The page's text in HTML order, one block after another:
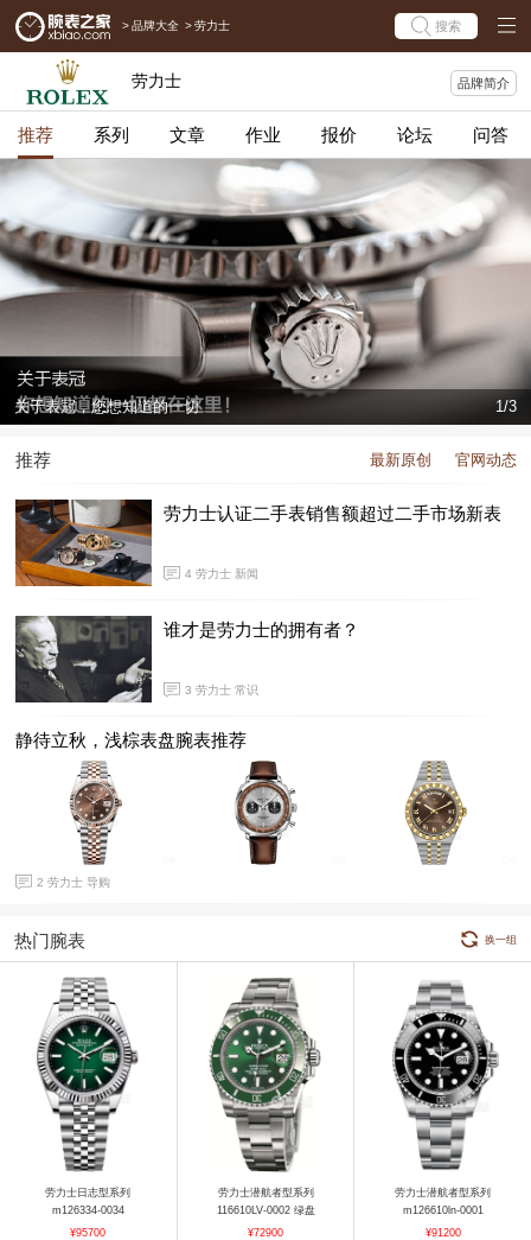
> 品牌大全 > 劳力士 搜索
劳力士 品牌简介
推荐 系列 文章 作业 报价 论坛 问答
关于表冠，您想知道的一切 1/3
推荐 最新原创 官网动态
劳力士认证二手表销售额超过二手市场新表
4 劳力士 新闻
谁才是劳力士的拥有者？
3 劳力士 常识
静待立秋，浅棕表盘腕表推荐
2 劳力士 导购
热门腕表 换一组
劳力士日志型系列
m126334-0034
¥95700
劳力士潜航者型系列
116610LV-0002 绿盘
¥72900
劳力士潜航者型系列
m126610ln-0001
¥91200